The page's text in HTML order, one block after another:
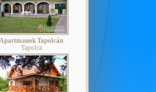
Apartmanok Tapolcán
Tapolca